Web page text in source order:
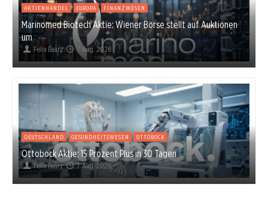
AKTIENHANDEL EUROPA FINANZWESEN
Marinomed Biotech Aktie: Wiener Börse stellt auf Auktionen
um
Felix Baarz 7. Aug. 2026
DEUTSCHLAND GESUNDHEITSWESEN OTTOBOCK
Ottobock Aktie: 15 Prozent Plus in 30 Tagen
Felix Baarz 7. Aug. 2026